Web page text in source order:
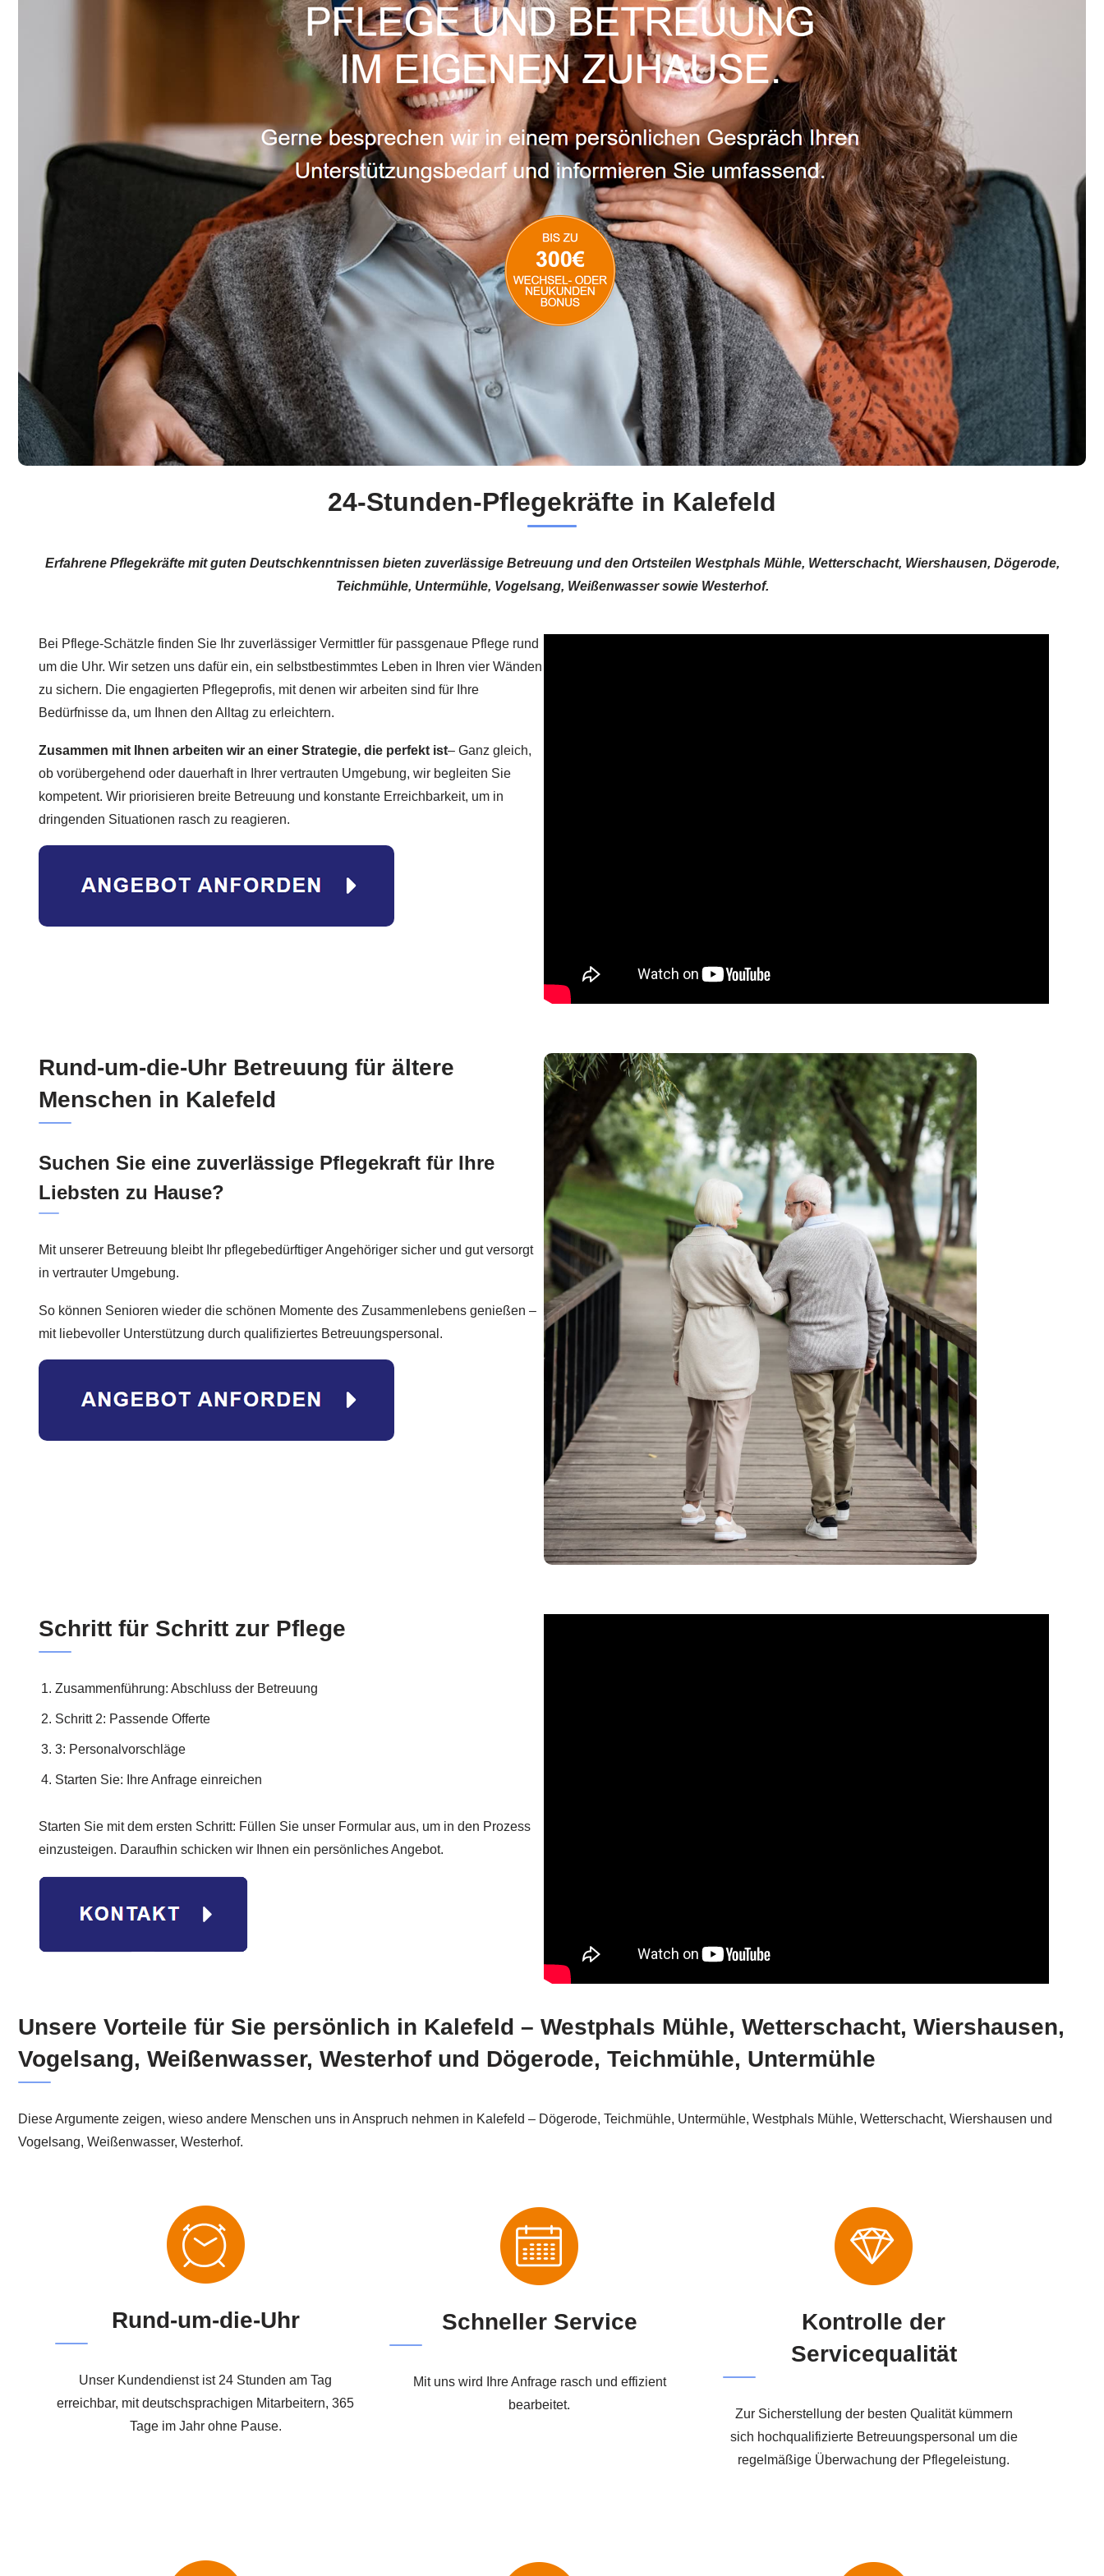
24-Stunden-Pflegekräfte in Kalefeld
Erfahrene Pflegekräfte mit guten Deutschkenntnissen bieten zuverlässige Betreuung und den Ortsteilen Westphals Mühle, Wetterschacht, Wiershausen, Dögerode,
Teichmühle, Untermühle, Vogelsang, Weißenwasser sowie Westerhof.
Bei Pflege-Schätzle finden Sie Ihr zuverlässiger Vermittler für passgenaue Pflege rund
um die Uhr. Wir setzen uns dafür ein, ein selbstbestimmtes Leben in Ihren vier Wänden
zu sichern. Die engagierten Pflegeprofis, mit denen wir arbeiten sind für Ihre
Bedürfnisse da, um Ihnen den Alltag zu erleichtern.
Zusammen mit Ihnen arbeiten wir an einer Strategie, die perfekt ist– Ganz gleich,
ob vorübergehend oder dauerhaft in Ihrer vertrauten Umgebung, wir begleiten Sie
kompetent. Wir priorisieren breite Betreuung und konstante Erreichbarkeit, um in
dringenden Situationen rasch zu reagieren.
Rund-um-die-Uhr Betreuung für ältere
Menschen in Kalefeld
Suchen Sie eine zuverlässige Pflegekraft für Ihre
Liebsten zu Hause?
Mit unserer Betreuung bleibt Ihr pflegebedürftiger Angehöriger sicher und gut versorgt
in vertrauter Umgebung.
So können Senioren wieder die schönen Momente des Zusammenlebens genießen –
mit liebevoller Unterstützung durch qualifiziertes Betreuungspersonal.
Schritt für Schritt zur Pflege
Zusammenführung: Abschluss der Betreuung
Schritt 2: Passende Offerte
3: Personalvorschläge
Starten Sie: Ihre Anfrage einreichen
Starten Sie mit dem ersten Schritt: Füllen Sie unser Formular aus, um in den Prozess
einzusteigen. Daraufhin schicken wir Ihnen ein persönliches Angebot.
Unsere Vorteile für Sie persönlich in Kalefeld – Westphals Mühle, Wetterschacht, Wiershausen,
Vogelsang, Weißenwasser, Westerhof und Dögerode, Teichmühle, Untermühle
Diese Argumente zeigen, wieso andere Menschen uns in Anspruch nehmen in Kalefeld – Dögerode, Teichmühle, Untermühle, Westphals Mühle, Wetterschacht, Wiershausen und
Vogelsang, Weißenwasser, Westerhof.
Rund-um-die-Uhr
Unser Kundendienst ist 24 Stunden am Tag
erreichbar, mit deutschsprachigen Mitarbeitern, 365
Tage im Jahr ohne Pause.
Schneller Service
Mit uns wird Ihre Anfrage rasch und effizient
bearbeitet.
Kontrolle der
Servicequalität
Zur Sicherstellung der besten Qualität kümmern
sich hochqualifizierte Betreuungspersonal um die
regelmäßige Überwachung der Pflegeleistung.